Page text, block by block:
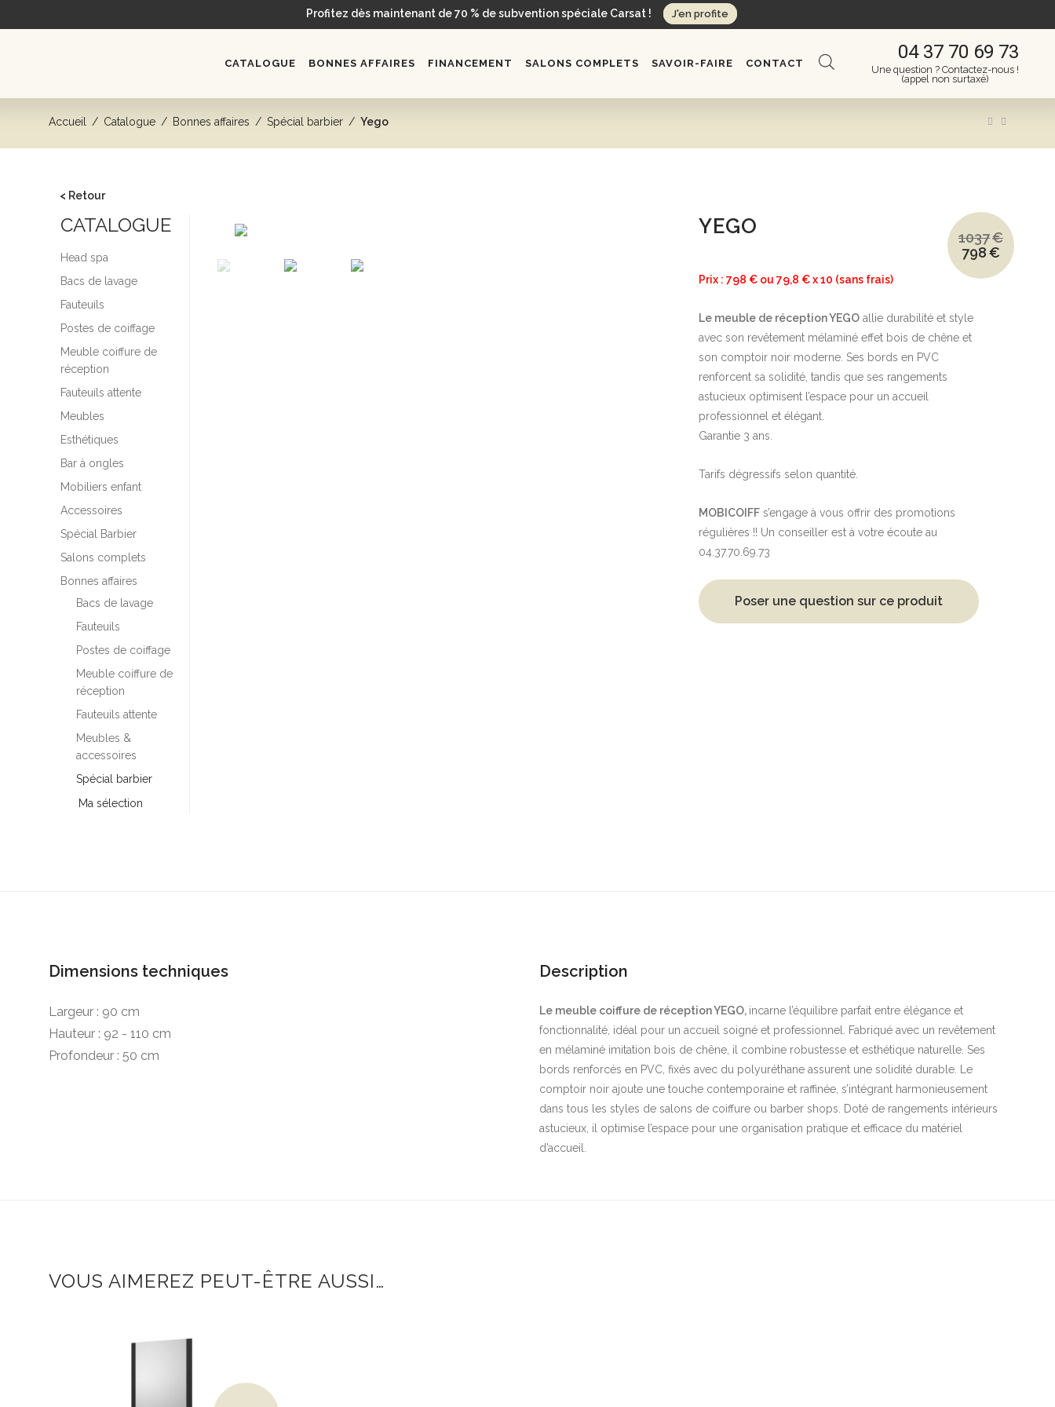
Profitez dès maintenant de 70 % de subvention spéciale Carsat ! J'en profite
CATALOGUE BONNES AFFAIRES FINANCEMENT SALONS COMPLETS SAVOIR-FAIRE CONTACT
04 37 70 69 73
Une question ? Contactez-nous !
(appel non surtaxé)
Accueil / Catalogue / Bonnes affaires / Spécial barbier / Yego
< Retour
CATALOGUE
Head spa
Bacs de lavage
Fauteuils
Postes de coiffage
Meuble coiffure de
réception
Fauteuils attente
Meubles
Esthétiques
Bar à ongles
Mobiliers enfant
Accessoires
Spécial Barbier
Salons complets
Bonnes affaires
Bacs de lavage
Fauteuils
Postes de coiffage
Meuble coiffure de
réception
Fauteuils attente
Meubles &
accessoires
Spécial barbier
Ma sélection
YEGO 1037€
Le
prix
initial
798€
Le
prix
actuel
Prix : 798 € ou 79,8 € x 10 (sans frais)
Le meuble de réception YEGO allie durabilité et style
avec son revêtement mélaminé effet bois de chêne et
son comptoir noir moderne. Ses bords en PVC
renforcent sa solidité, tandis que ses rangements
astucieux optimisent l’espace pour un accueil
professionnel et élégant.
Garantie 3 ans.
Tarifs dégressifs selon quantité.
MOBICOIFF s’engage à vous offrir des promotions
régulières !! Un conseiller est à votre écoute au
04.37.70.69.73
Poser une question sur ce produit
Dimensions techniques
Largeur : 90 cm
Hauteur : 92 - 110 cm
Profondeur : 50 cm
Description
Le meuble coiffure de réception YEGO, incarne l’équilibre parfait entre élégance et
fonctionnalité, idéal pour un accueil soigné et professionnel. Fabriqué avec un revêtement
en mélaminé imitation bois de chêne, il combine robustesse et esthétique naturelle. Ses
bords renforcés en PVC, fixés avec du polyuréthane assurent une solidité durable. Le
comptoir noir ajoute une touche contemporaine et raffinée, s’intégrant harmonieusement
dans tous les styles de salons de coiffure ou barber shops. Doté de rangements intérieurs
astucieux, il optimise l’espace pour une organisation pratique et efficace du matériel
d’accueil.
VOUS AIMEREZ PEUT-ÊTRE AUSSI…
Le prix initial était : 215€.